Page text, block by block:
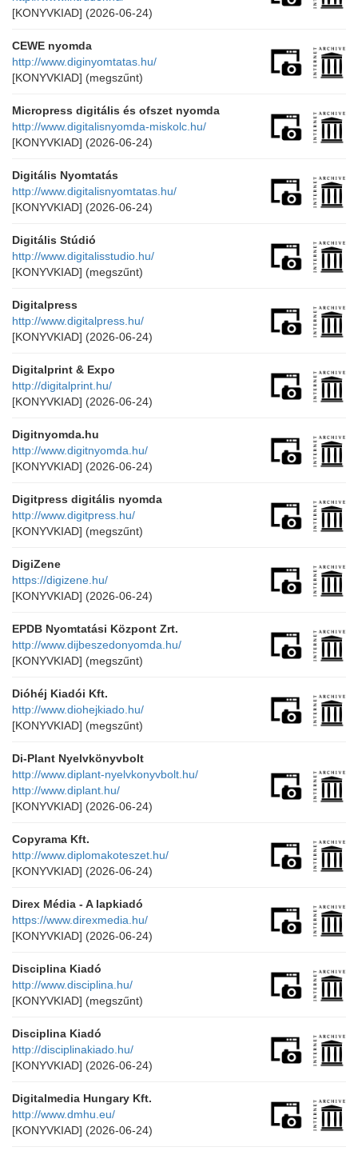
[KONYVKIAD] (2026-06-24)
CEWE nyomda
http://www.diginyomtatas.hu/
[KONYVKIAD] (megszűnt)
Micropress digitális és ofszet nyomda
http://www.digitalisnyomda-miskolc.hu/
[KONYVKIAD] (2026-06-24)
Digitális Nyomtatás
http://www.digitalisnyomtatas.hu/
[KONYVKIAD] (2026-06-24)
Digitális Stúdió
http://www.digitalisstudio.hu/
[KONYVKIAD] (megszűnt)
Digitalpress
http://www.digitalpress.hu/
[KONYVKIAD] (2026-06-24)
Digitalprint & Expo
http://digitalprint.hu/
[KONYVKIAD] (2026-06-24)
Digitnyomda.hu
http://www.digitnyomda.hu/
[KONYVKIAD] (2026-06-24)
Digitpress digitális nyomda
http://www.digitpress.hu/
[KONYVKIAD] (megszűnt)
DigiZene
https://digizene.hu/
[KONYVKIAD] (2026-06-24)
EPDB Nyomtatási Központ Zrt.
http://www.dijbeszedonyomda.hu/
[KONYVKIAD] (megszűnt)
Dióhéj Kiadói Kft.
http://www.diohejkiado.hu/
[KONYVKIAD] (megszűnt)
Di-Plant Nyelvkönyvbolt
http://www.diplant-nyelvkonyvbolt.hu/
http://www.diplant.hu/
[KONYVKIAD] (2026-06-24)
Copyrama Kft.
http://www.diplomakoteszet.hu/
[KONYVKIAD] (2026-06-24)
Direx Média - A lapkiadó
https://www.direxmedia.hu/
[KONYVKIAD] (2026-06-24)
Disciplina Kiadó
http://www.disciplina.hu/
[KONYVKIAD] (megszűnt)
Disciplina Kiadó
http://disciplinakiado.hu/
[KONYVKIAD] (2026-06-24)
Digitalmedia Hungary Kft.
http://www.dmhu.eu/
[KONYVKIAD] (2026-06-24)